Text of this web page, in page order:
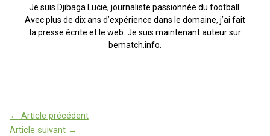
Je suis Djibaga Lucie, journaliste passionnée du football.
Avec plus de dix ans d’expérience dans le domaine, j’ai fait
la presse écrite et le web. Je suis maintenant auteur sur
bematch.info.
← Article précédent
Article suivant →